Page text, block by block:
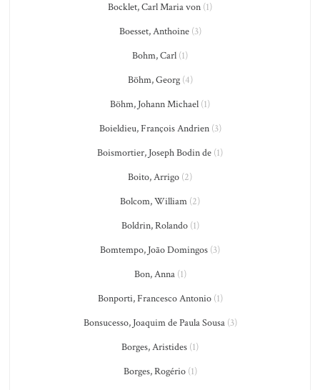
Bocklet, Carl Maria von (1)
Boesset, Anthoine(3)
Bohm, Carl (1)
Böhm, Georg(4)
Böhm, Johann Michael (1)
Boieldieu, François Andrien(3)
Boismortier, Joseph Bodin de (1)
Boito, Arrigo (2)
Bolcom, William (2)
Boldrin, Rolando(1)
Bomtempo, João Domingos (3)
Bon, Anna(1)
Bonporti, Francesco Antonio(1)
Bonsucesso, Joaquim de Paula Sousa(3)
Borges, Aristides (1)
Borges, Rogério(1)